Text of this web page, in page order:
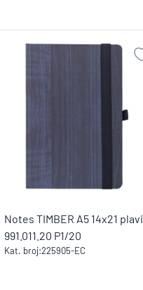
Notes TIMBER A5 14x21 plavi
991.011.20 P1/20
Kat. broj:225905-EC